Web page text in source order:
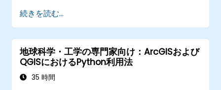
続きを読む...
地球科学・工学の専門家向け：ArcGISおよび
QGISにおけるPython利用法
35 時間